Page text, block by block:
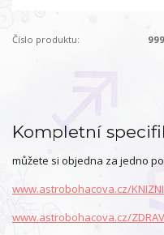
Číslo produktu:
Kompletní
můžete si objedna za jedno
www.astrobohacova.cz/
www.astrobohacova.cz/